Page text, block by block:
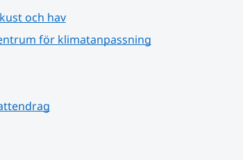
och hav
för klimatanpassning